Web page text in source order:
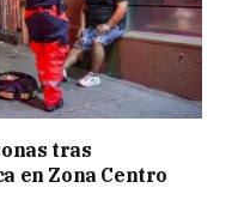
tras
en Zona Centro